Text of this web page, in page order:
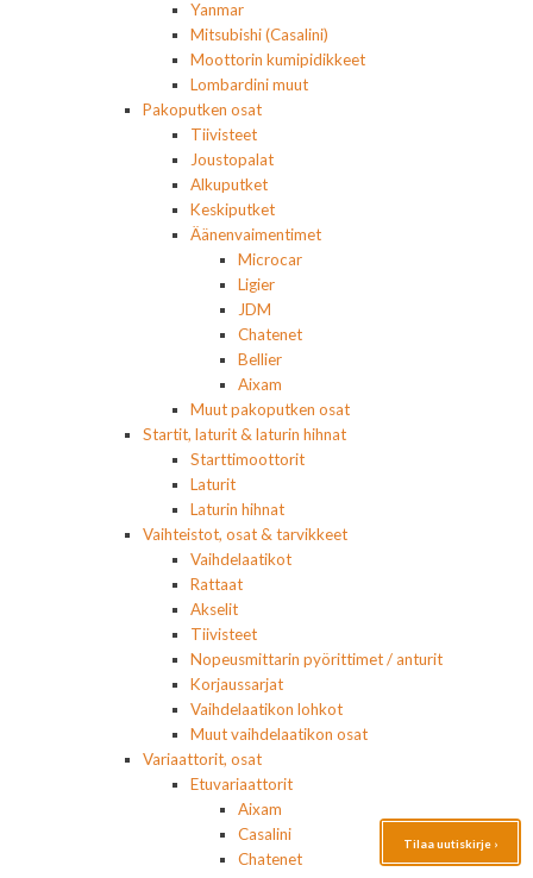
Yanmar
Mitsubishi (Casalini)
Moottorin kumipidikkeet
Lombardini muut
Pakoputken osat
Tiivisteet
Joustopalat
Alkuputket
Keskiputket
Äänenvaimentimet
Microcar
Ligier
JDM
Chatenet
Bellier
Aixam
Muut pakoputken osat
Startit, laturit & laturin hihnat
Starttimoottorit
Laturit
Laturin hihnat
Vaihteistot, osat & tarvikkeet
Vaihdelaatikot
Rattaat
Akselit
Tiivisteet
Nopeusmittarin pyörittimet / anturit
Korjaussarjat
Vaihdelaatikon lohkot
Muut vaihdelaatikon osat
Variaattorit, osat
Etuvariaattorit
Aixam
Casalini
Chatenet
Tilaa uutiskirje ›